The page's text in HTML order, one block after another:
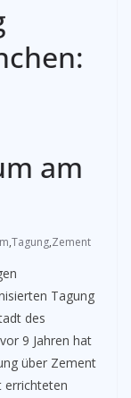
am
,Tagung,Zement
Tagung
des
9 Jahren hat
über Zement
errichteten